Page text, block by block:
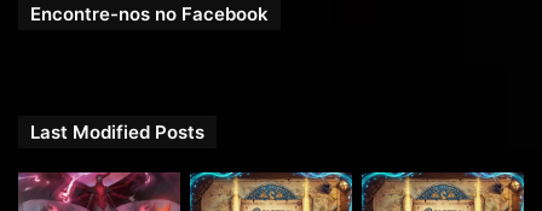
Encontre-nos no Facebook
Last Modified Posts